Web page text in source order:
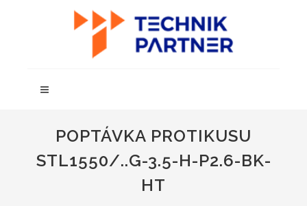
POPTÁVKA PROTIKUSU
STL1550/..G-3.5-H-P2.6-BK-
HT